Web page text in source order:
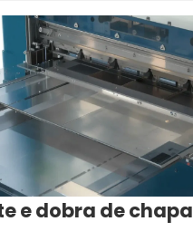
e dobra de chapa